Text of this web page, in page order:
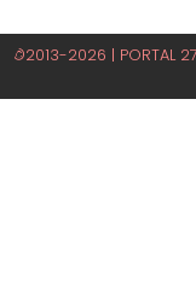
©2013-2026 | PORTAL